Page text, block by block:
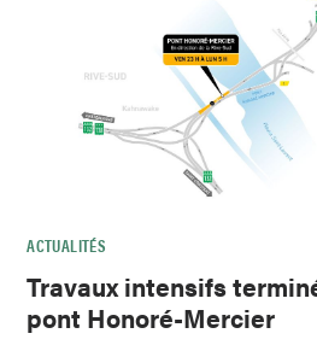
ACTUALITÉS
Travaux intensifs
pont Honoré-Mercier